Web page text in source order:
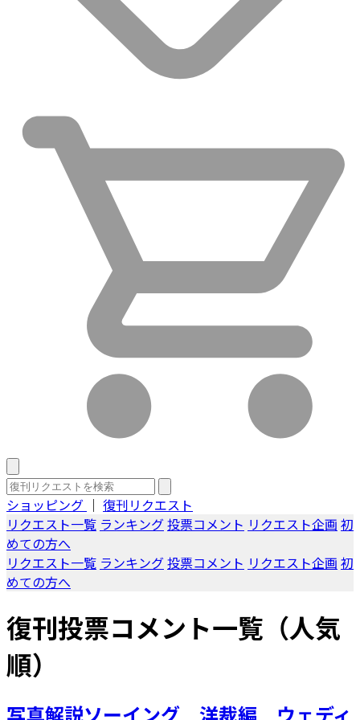
ショッピング ｜ 復刊リクエスト
リクエスト一覧 ランキング投票コメント リクエスト企画 初
めての方へ
リクエスト一覧 ランキング投票コメント リクエスト企画 初
めての方へ
復刊投票コメント一覧（人気
順）
写真解説ソーイング 洋裁編 ウェディ